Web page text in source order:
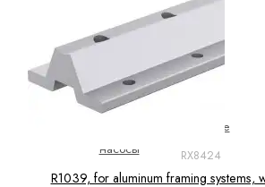
Шестеренные
насосы
внешним
зацеплением
Электрогидравлические
насосы
RX8424
R1039, for aluminum framing systems,